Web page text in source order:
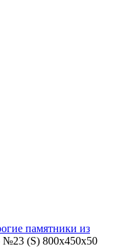
памятники из
(S) 800х450х50